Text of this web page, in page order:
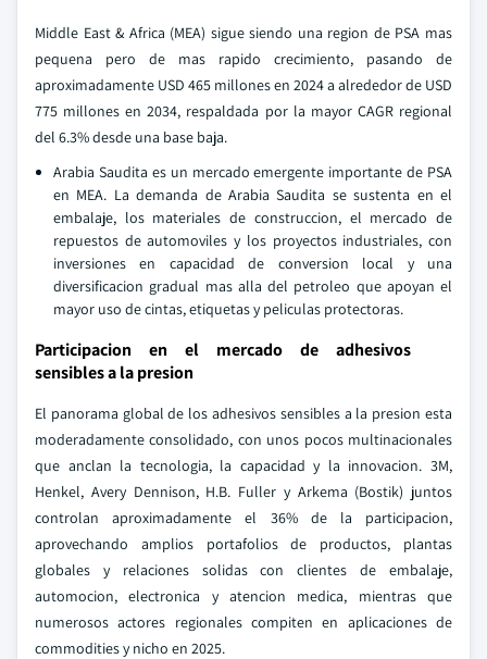
Middle East & Africa (MEA) sigue siendo una region de PSA mas
pequena pero de mas rapido crecimiento, pasando de
aproximadamente USD 465 millones en 2024 a alrededor de USD
775 millones en 2034, respaldada por la mayor CAGR regional
del 6.3% desde una base baja.
Arabia Saudita es un mercado emergente importante de PSA
en MEA. La demanda de Arabia Saudita se sustenta en el
embalaje, los materiales de construccion, el mercado de
repuestos de automoviles y los proyectos industriales, con
inversiones en capacidad de conversion local y una
diversificacion gradual mas alla del petroleo que apoyan el
mayor uso de cintas, etiquetas y peliculas protectoras.
Participacion en el mercado de adhesivos
sensibles a la presion
El panorama global de los adhesivos sensibles a la presion esta
moderadamente consolidado, con unos pocos multinacionales
que anclan la tecnologia, la capacidad y la innovacion. 3M,
Henkel, Avery Dennison, H.B. Fuller y Arkema (Bostik) juntos
controlan aproximadamente el 36% de la participacion,
aprovechando amplios portafolios de productos, plantas
globales y relaciones solidas con clientes de embalaje,
automocion, electronica y atencion medica, mientras que
numerosos actores regionales compiten en aplicaciones de
commodities y nicho en 2025.